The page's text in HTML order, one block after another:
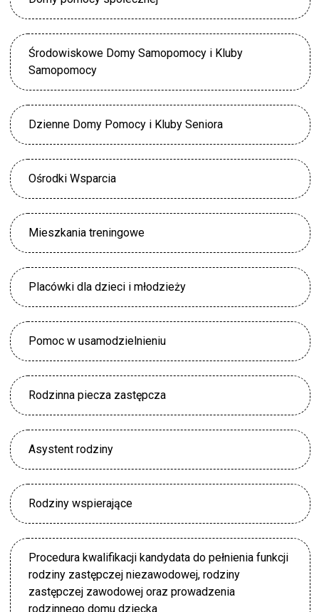
Środowiskowe Domy Samopomocy i Kluby
Samopomocy
Dzienne Domy Pomocy i Kluby Seniora
Ośrodki Wsparcia
Mieszkania treningowe
Placówki dla dzieci i młodzieży
Pomoc w usamodzielnieniu
Rodzinna piecza zastępcza
Asystent rodziny
Rodziny wspierające
Procedura kwalifikacji kandydata do pełnienia funkcji
rodziny zastępczej niezawodowej, rodziny
zastępczej zawodowej oraz prowadzenia
rodzinnego domu dziecka